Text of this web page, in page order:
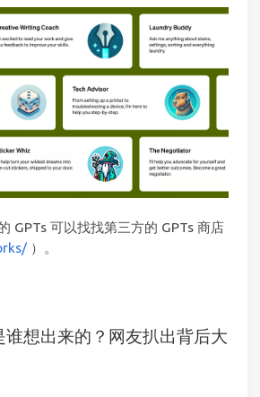
GPTs 可以找找第三方的 GPTs 商店
）。
谁想出来的？网友扒出背后大